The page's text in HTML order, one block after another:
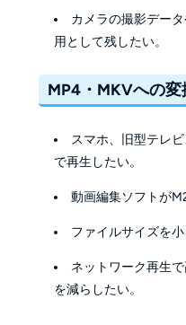
カメラの撮影デー
用として残したい。
MP4・MKVへの
スマホ、旧型テレ
で再生したい。
動画編集ソフトが
ファイルサイズを
ネットワーク再生
を減らしたい。